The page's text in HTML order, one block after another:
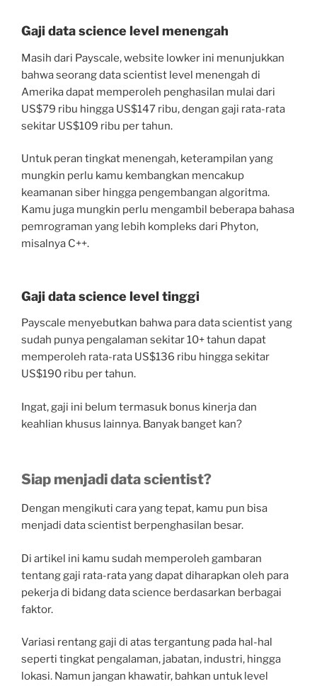
Gaji data science level menengah
Masih dari Payscale, website lowker ini menunjukkan
bahwa seorang data scientist level menengah di
Amerika dapat memperoleh penghasilan mulai dari
US$79 ribu hingga US$147 ribu, dengan gaji rata-rata
sekitar US$109 ribu per tahun.
Untuk peran tingkat menengah, keterampilan yang
mungkin perlu kamu kembangkan mencakup
keamanan siber hingga pengembangan algoritma.
Kamu juga mungkin perlu mengambil beberapa bahasa
pemrograman yang lebih kompleks dari Phyton,
misalnya C++.
Gaji data science level tinggi
Payscale menyebutkan bahwa para data scientist yang
sudah punya pengalaman sekitar 10+ tahun dapat
memperoleh rata-rata US$136 ribu hingga sekitar
US$190 ribu per tahun.
Ingat, gaji ini belum termasuk bonus kinerja dan
keahlian khusus lainnya. Banyak banget kan?
Siap menjadi data scientist?
Dengan mengikuti cara yang tepat, kamu pun bisa
menjadi data scientist berpenghasilan besar.
Di artikel ini kamu sudah memperoleh gambaran
tentang gaji rata-rata yang dapat diharapkan oleh para
pekerja di bidang data science berdasarkan berbagai
faktor.
Variasi rentang gaji di atas tergantung pada hal-hal
seperti tingkat pengalaman, jabatan, industri, hingga
lokasi. Namun jangan khawatir, bahkan untuk level